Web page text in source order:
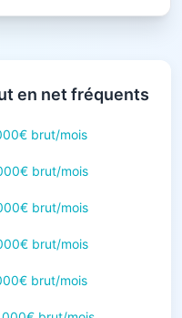
en net fréquents
brut/mois
brut/mois
brut/mois
brut/mois
brut/mois